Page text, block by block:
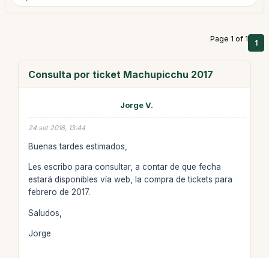
Page 1 of 1 1
Consulta por ticket Machupicchu 2017
Jorge V.
24 set 2016, 13:44
Buenas tardes estimados,
Les escribo para consultar, a contar de que fecha
estará disponibles vía web, la compra de tickets para
febrero de 2017.
Saludos,
Jorge